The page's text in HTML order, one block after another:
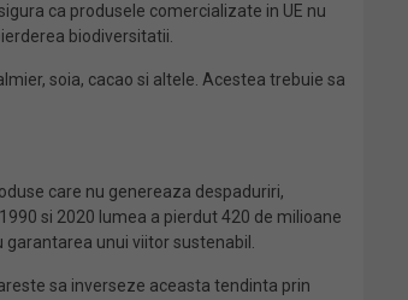
ca produsele comercializate in UE nu
biodiversitatii.
soia, cacao si altele. Acestea trebuie sa
care nu genereaza despaduriri,
si 2020 lumea a pierdut 420 de milioane
unui viitor sustenabil.
sa inverseze aceasta tendinta prin